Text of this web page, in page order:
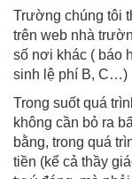
Trường chúng tôi
trên web nhà
số nơi khác ( báo
sinh lệ phí B, C…)
Trong suốt quá
không cần bỏ ra
bằng, trong quá
tiền (kể cả thầy